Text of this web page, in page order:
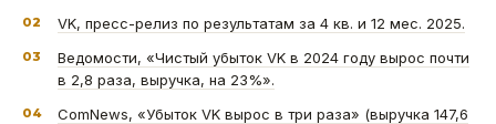
02 VK, пресс-релиз по результатам за 4 кв. и 12 мес. 2025.
03
Ведомости, «Чистый убыток VK в 2024 году вырос почти
в 2,8 раза, выручка, на 23%».
04
ComNews, «Убыток VK вырос в три раза» (выручка 147,6